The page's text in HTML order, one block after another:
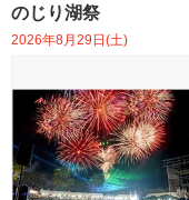
のじり湖祭
2026年8月29日(土)